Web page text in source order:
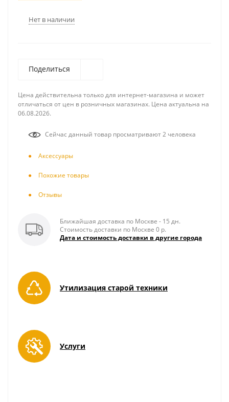
Нет в наличии
Поделиться
Цена действительна только для интернет-магазина и может
отличаться от цен в розничных магазинах. Цена актуальна на
06.08.2026.
Сейчас данный товар просматривают 2 человека
Аксесcуары
Похожие товары
Отзывы
Ближайшая доставка по Москве - 15 дн.
Стоимость доставки по Москве 0 р.
Дата и стоимость доставки в другие города
Утилизация старой техники
Услуги